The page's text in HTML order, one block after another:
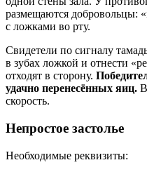
размещаются добровольцы:
с ложками во рту.
Свидетели по сигналу
в зубах ложкой и отнести
отходят в сторону.
удачно перенесённых яиц.
скорость.
Непростое застолье
Необходимые реквизиты: